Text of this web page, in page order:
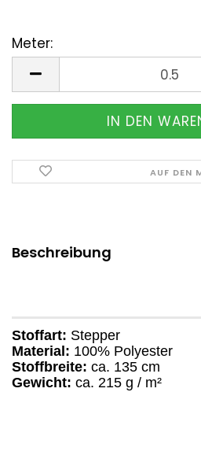
Meter:
AUF DEN
Beschreibung
Stoffart: Stepper
Material: 100% Polyester
Stoffbreite: ca. 135 cm
Gewicht: ca. 215 g / m²